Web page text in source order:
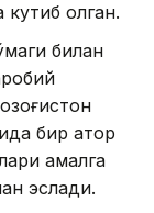
кутиб олган.
билан
бир қатор
амалга
эслади.